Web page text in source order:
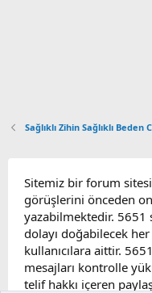
Sağlıklı Zihin Sağlıklı Beden
Sitemiz bir forum
görüşlerini önceden
yazabilmektedir. 5651
dolayı doğabilecek
kullanıcılara aittir.
mesajları kontrolle
telif hakkı içeren